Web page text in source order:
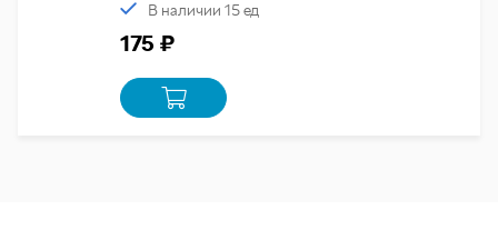
В наличии 15 ед
175 ₽